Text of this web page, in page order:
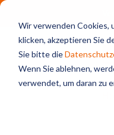
Wir verwenden Cookies,
klicken, akzeptieren Sie
Sie bitte die
Wenn Sie ablehnen,
verwendet, um daran zu